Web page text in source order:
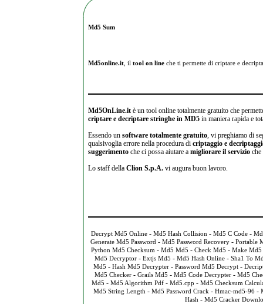
Md5 Sum
Md5online.it, il tool on lineche ti permette di criptare e
Md5OnLine.itè un tool online totalmente gratuito che
criptare e decriptare stringhe in MD5in maniera rapida e
Essendo un software totalmente gratuito, vi preghiamo di
qualsivoglia errore nella procedura di criptaggio e
suggerimentoche ci possa aiutare a migliorare il servizioche
Lo staff della Clion S.p.A.vi augura buon lavoro.
Decrypt Md5 Online - Md5 Hash Collision - Md5 C Code -
Generate Md5 Password - Md5 Password Recovery - Portable
Python Md5 Checksum - Md5 Md5 - Check Md5 - Make Md5
Md5 Decryptor - Extjs Md5 - Md5 Hash Online - Sha1 To
Md5 - Hash Md5 Decrypter- Password Md5 Decrypt-
Md5 Checker- Grails Md5 - Md5 Code Decrypter- Md5
Md5 - Md5 Algorithm Pdf - Md5.cpp - Md5 Checksum
Md5 String Length - Md5 Password Crack - Hmac-md5-96 -
Hash - Md5 Cracker